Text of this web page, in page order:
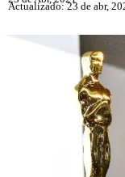
Actualizado: 23 de abr,